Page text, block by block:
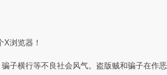
浏览器！
子横行等不良社会风气。盗版贼和骗子在作恶